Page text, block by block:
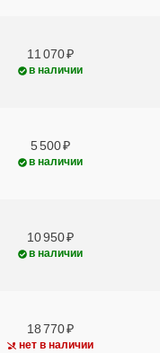
11 070
в наличии
5 500
в наличии
10 950
в наличии
18 770
нет в наличии